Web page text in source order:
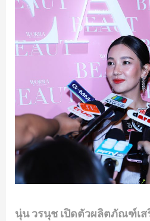
นุ่น วรนุช เปิดตัวผลิตภัณฑ์เส